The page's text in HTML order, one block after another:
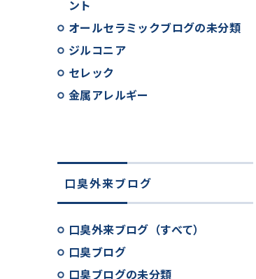
ント
オールセラミックブログの未分類
ジルコニア
セレック
金属アレルギー
口臭外来ブログ
口臭外来ブログ（すべて）
口臭ブログ
口臭ブログの未分類